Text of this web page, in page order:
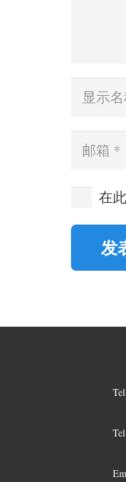
在
发